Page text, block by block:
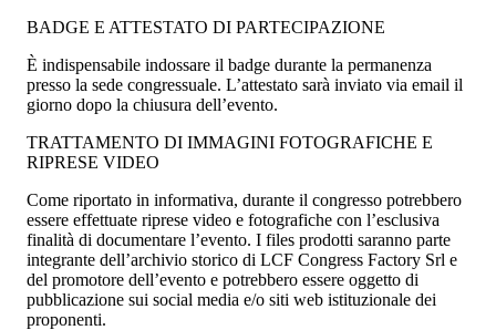
BADGE E ATTESTATO DI PARTECIPAZIONE
È indispensabile indossare il badge durante la permanenza
presso la sede congressuale. L’attestato sarà inviato via email il
giorno dopo la chiusura dell’evento.
TRATTAMENTO DI IMMAGINI FOTOGRAFICHE E
RIPRESE VIDEO
Come riportato in informativa, durante il congresso potrebbero
essere effettuate riprese video e fotografiche con l’esclusiva
finalità di documentare l’evento. I files prodotti saranno parte
integrante dell’archivio storico di LCF Congress Factory Srl e
del promotore dell’evento e potrebbero essere oggetto di
pubblicazione sui social media e/o siti web istituzionale dei
proponenti.